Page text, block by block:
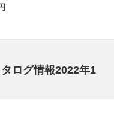
ログ情報2022年1